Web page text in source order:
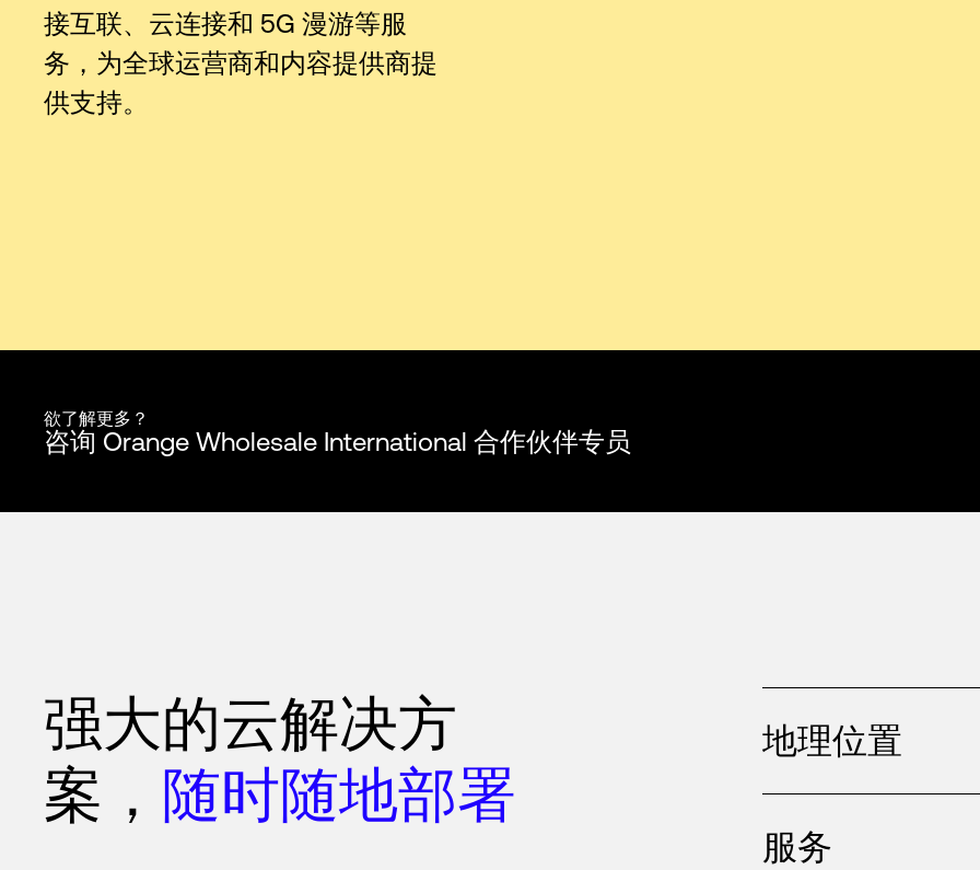
接互联、云连接和 5G 漫游等服
务，为全球运营商和内容提供商提
供支持。
欲了解更多？
咨询 Orange Wholesale International 合作伙伴专员
强大的云解决方
案， 随时随地部署
地理位置
服务